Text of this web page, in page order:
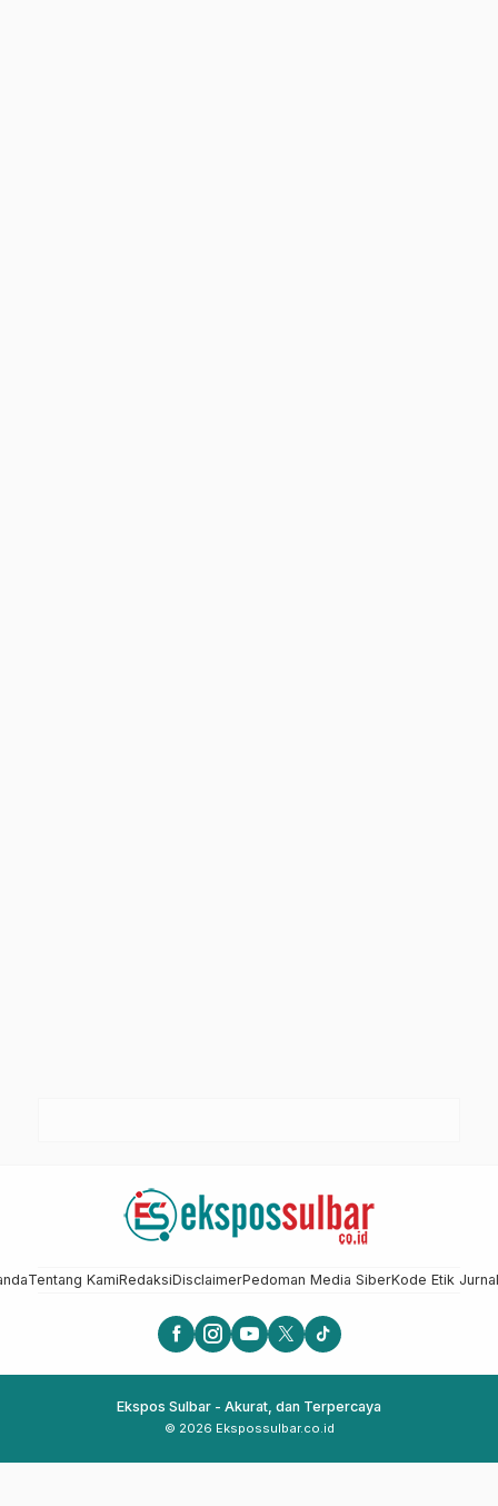
Tentang KamiRedaksiDisclaimerPedoman Media SiberKode Etik
Ekspos Sulbar - Akurat, dan Terpercaya
© 2026 Ekspossulbar.co.id